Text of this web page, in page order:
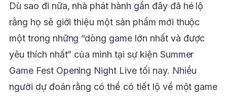
Dù sao đi nữa, nhà phát hành gần đây đã hé lộ
rằng họ sẽ giới thiệu một sản phẩm mới thuộc
một trong những “dòng game lớn nhất và được
yêu thích nhất” của mình tại sự kiện Summer
Game Fest Opening Night Live tối nay. Nhiều
người dự đoán rằng có thể có tiết lộ về một game